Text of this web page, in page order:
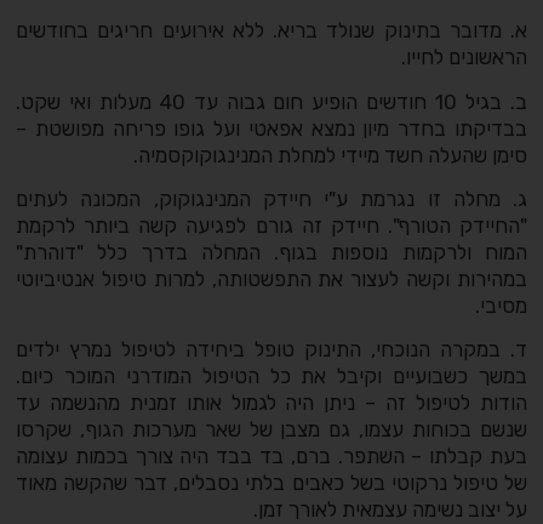
א. מדובר בתינוק שנולד בריא. ללא אירועים חריגים בחודשים
הראשונים לחייו.
ב. בגיל 10 חודשים הופיע חום גבוה עד 40 מעלות ואי שקט.
בבדיקתו בחדר מיון נמצא אפאטי ועל גופו פריחה מפושטת –
סימן שהעלה חשד מיידי למחלת המנינגוקוקסמיה.
ג. מחלה זו נגרמת ע"י חיידק המנינגוקוק, המכונה לעתים
"החיידק הטורף". חיידק זה גורם לפגיעה קשה ביותר לרקמת
המוח ולרקמות נוספות בגוף. המחלה בדרך כלל "דוהרת"
במהירות וקשה לעצור את התפשטותה, למרות טיפול אנטיביוטי
מסיבי.
ד. במקרה הנוכחי, התינוק טופל ביחידה לטיפול נמרץ ילדים
במשך כשבועיים וקיבל את כל הטיפול המודרני המוכר כיום.
הודות לטיפול זה – ניתן היה לגמול אותו זמנית מהנשמה עד
שנשם בכוחות עצמו, גם מצבן של שאר מערכות הגוף, שקרסו
בעת קבלתו – השתפר. ברם, בד בבד היה צורך בכמות עצומה
של טיפול נרקוטי בשל כאבים בלתי נסבלים, דבר שהקשה מאוד
על יצוב נשימה עצמאית לאורך זמן.